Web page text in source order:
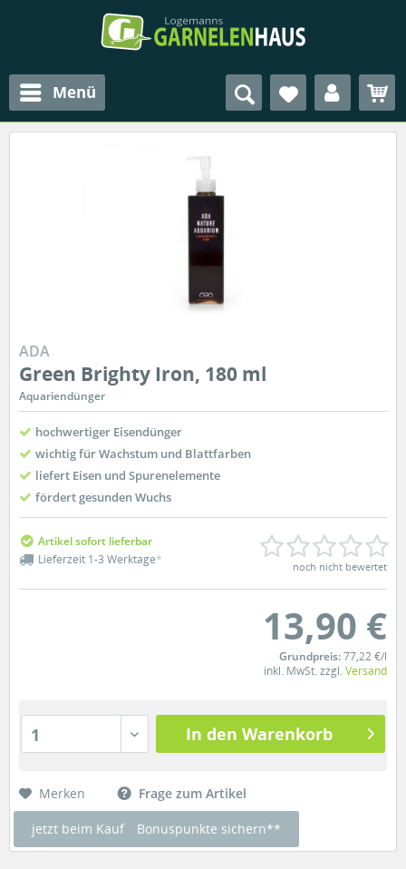
Menü
ADA
Green Brighty Iron, 180 ml
Aquariendünger
hochwertiger Eisendünger
wichtig für Wachstum und Blattfarben
liefert Eisen und Spurenelemente
fördert gesunden Wuchs
Artikel sofort lieferbar
Lieferzeit 1-3 Werktage* noch nicht bewertet
13,90 €
Grundpreis:77,22 €/l
inkl. MwSt. zzgl. Versand
1 In den Warenkorb
Merken Frage zum Artikel
jetzt beim Kauf Bonuspunkte sichern**